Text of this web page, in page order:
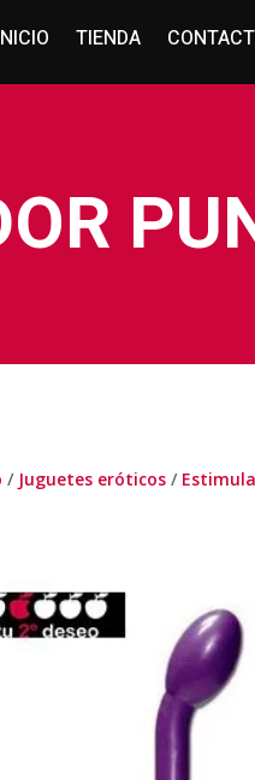
TIENDA
/ Juguetes eróticos/